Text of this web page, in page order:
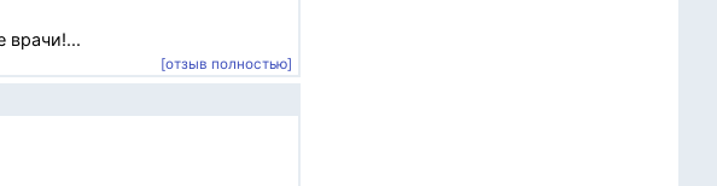
врачи!...
[отзыв полностью]